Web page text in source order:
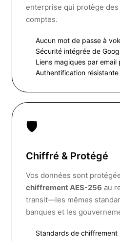
enterprise qui protège
comptes.
Aucun mot de passe à
Sécurité intégrée de
Liens magiques par
Authentification résistante
🛡️
Chiffré & Protégé
Vos données sont
chiffrement AES-256 au
transit—les mêmes
banques et les
Standards de chiffrement